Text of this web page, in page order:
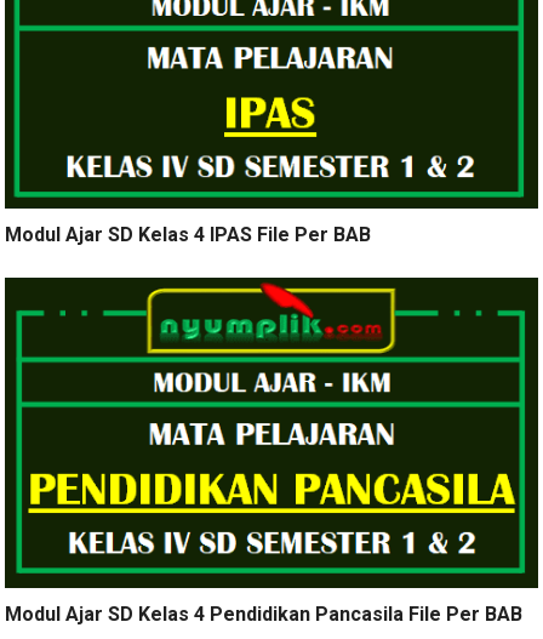
Modul Ajar SD Kelas 4 IPAS File Per BAB
Modul Ajar SD Kelas 4 Pendidikan Pancasila File Per BAB